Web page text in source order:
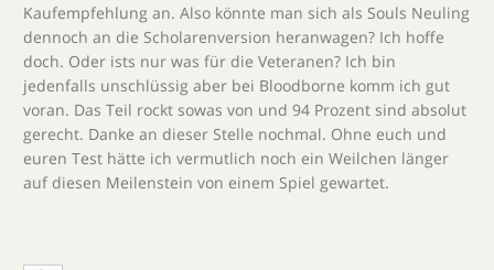
Kaufempfehlung an. Also könnte man sich als Souls Neuling
dennoch an die Scholarenversion heranwagen? Ich hoffe
doch. Oder ists nur was für die Veteranen? Ich bin
jedenfalls unschlüssig aber bei Bloodborne komm ich gut
voran. Das Teil rockt sowas von und 94 Prozent sind absolut
gerecht. Danke an dieser Stelle nochmal. Ohne euch und
euren Test hätte ich vermutlich noch ein Weilchen länger
auf diesen Meilenstein von einem Spiel gewartet.